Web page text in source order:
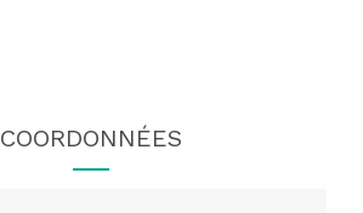
COORDONNÉES